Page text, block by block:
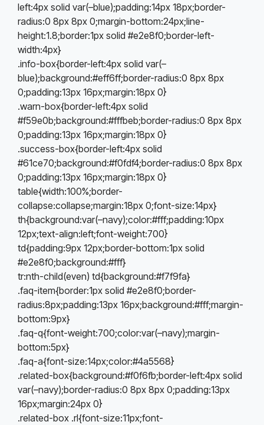
left:4px solid var(–blue);padding:14px 18px;border-
radius:0 8px 8px 0;margin-bottom:24px;line-
height:1.8;border:1px solid #e2e8f0;border-left-
width:4px}
.info-box{border-left:4px solid var(–
blue);background:#eff6ff;border-radius:0 8px 8px
0;padding:13px 16px;margin:18px 0}
.warn-box{border-left:4px solid
#f59e0b;background:#fffbeb;border-radius:0 8px 8px
0;padding:13px 16px;margin:18px 0}
.success-box{border-left:4px solid
#61ce70;background:#f0fdf4;border-radius:0 8px 8px
0;padding:13px 16px;margin:18px 0}
table{width:100%;border-
collapse:collapse;margin:18px 0;font-size:14px}
th{background:var(–navy);color:#fff;padding:10px
12px;text-align:left;font-weight:700}
td{padding:9px 12px;border-bottom:1px solid
#e2e8f0;background:#fff}
tr:nth-child(even) td{background:#f7f9fa}
.faq-item{border:1px solid #e2e8f0;border-
radius:8px;padding:13px 16px;background:#fff;margin-
bottom:9px}
.faq-q{font-weight:700;color:var(–navy);margin-
bottom:5px}
.faq-a{font-size:14px;color:#4a5568}
.related-box{background:#f0f6fb;border-left:4px solid
var(–navy);border-radius:0 8px 8px 0;padding:13px
16px;margin:24px 0}
.related-box .rl{font-size:11px;font-